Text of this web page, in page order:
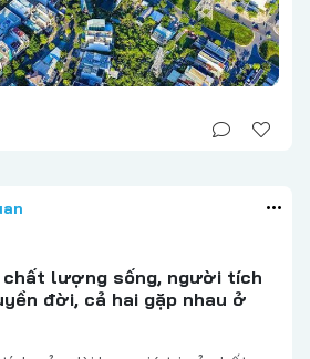
chất lượng sống, người tích
đời, cả hai gặp nhau ở